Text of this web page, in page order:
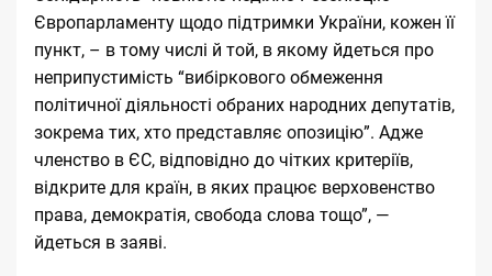
Європарламенту щодо підтримки України, кожен її
пункт, – в тому числі й той, в якому йдеться про
неприпустимість “вибіркового обмеження
політичної діяльності обраних народних депутатів,
зокрема тих, хто представляє опозицію”. Адже
членство в ЄС, відповідно до чітких критеріїв,
відкрите для країн, в яких працює верховенство
права, демократія, свобода слова тощо”, —
йдеться в заяві.